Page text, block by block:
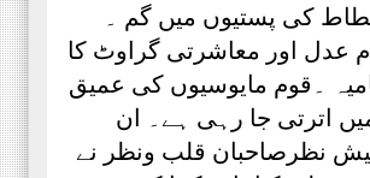
کی پستیوں میں گم ۔
عدل اور معاشرتی گراوٹ کا
۔قوم مایوسیوں کی عمیق
اترتی جا رہی ہے۔ ان
نظرصاحبان قلب ونظر نے